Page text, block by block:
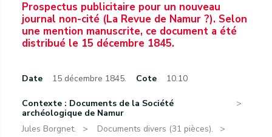
Prospectus publicitaire pour un nouveau
journal non-cité (La Revue de Namur ?). Selon
une mention manuscrite, ce document a été
distribué le 15 décembre 1845.
Date 15 décembre 1845. Cote 10.10
Contexte : Documents de la Société
archéologique de Namur
Jules Borgnet.
Documents divers (31 pièces).